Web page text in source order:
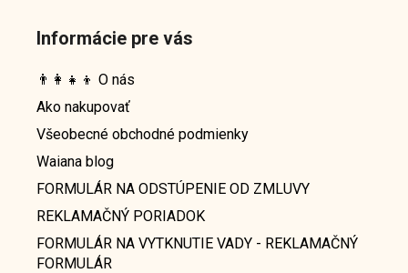
Informácie pre vás
👨‍👩‍👧‍👦 O nás
Ako nakupovať
Všeobecné obchodné podmienky
Waiana blog
FORMULÁR NA ODSTÚPENIE OD ZMLUVY
REKLAMAČNÝ PORIADOK
FORMULÁR NA VYTKNUTIE VADY - REKLAMAČNÝ
FORMULÁR